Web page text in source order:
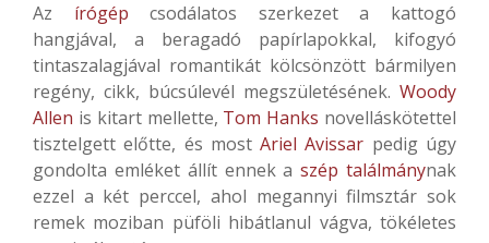
Az írógép csodálatos szerkezet a kattogó
hangjával, a beragadó papírlapokkal, kifogyó
tintaszalagjával romantikát kölcsönzött bármilyen
regény, cikk, búcsúlevél megszületésének. Woody
Allen is kitart mellette, Tom Hanks novelláskötettel
tisztelgett előtte, és mostAriel Avissar pedig úgy
gondolta emléket állít ennek aszép találmánynak
ezzel a két perccel, ahol megannyi filmsztár sok
remek moziban püföli hibátlanul vágva, tökéletes